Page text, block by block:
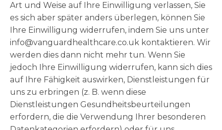
Art und Weise auf Ihre Einwilligung verlassen, Sie
es sich aber später anders überlegen, können Sie
Ihre Einwilligung widerrufen, indem Sie uns unter
info@vanguardhealthcare.co.uk kontaktieren. Wir
werden dies dann nicht mehr tun. Wenn Sie
jedoch Ihre Einwilligung widerrufen, kann sich dies
auf Ihre Fähigkeit auswirken, Dienstleistungen für
uns zu erbringen (z. B. wenn diese
Dienstleistungen Gesundheitsbeurteilungen
erfordern, die die Verwendung Ihrer besonderen